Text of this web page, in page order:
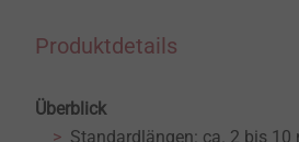
Produktdetails
Überblick
Standardlängen: ca. 2 bis 10